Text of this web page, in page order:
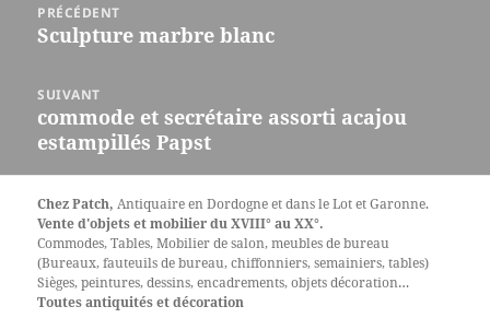
l’article
PRÉCÉDENT
Article
Sculpture marbre blanc
SUIVANT
Article
suivant :
commode et secrétaire assorti acajou
estampillés Papst
Chez Patch, Antiquaire en Dordogne et dans le Lot et Garonne.
Vente d'objets et mobilier du XVIII° au XX°.
Commodes, Tables, Mobilier de salon, meubles de bureau
(Bureaux, fauteuils de bureau, chiffonniers, semainiers, tables)
Sièges, peintures, dessins, encadrements, objets décoration…
Toutes antiquités et décoration